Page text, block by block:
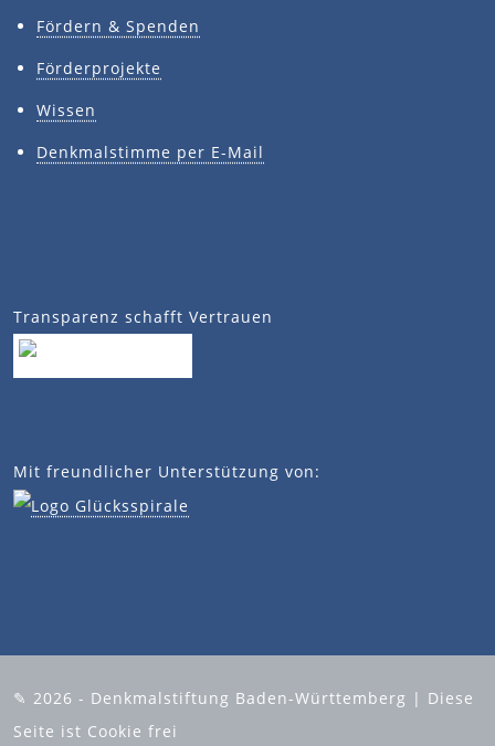
Fördern & Spenden
Förderprojekte
Wissen
Denkmalstimme per E-Mail
Transparenz schafft Vertrauen
Mit freundlicher Unterstützung von:
✎ 2026 - Denkmalstiftung Baden-Württemberg | Diese
Seite ist Cookie frei